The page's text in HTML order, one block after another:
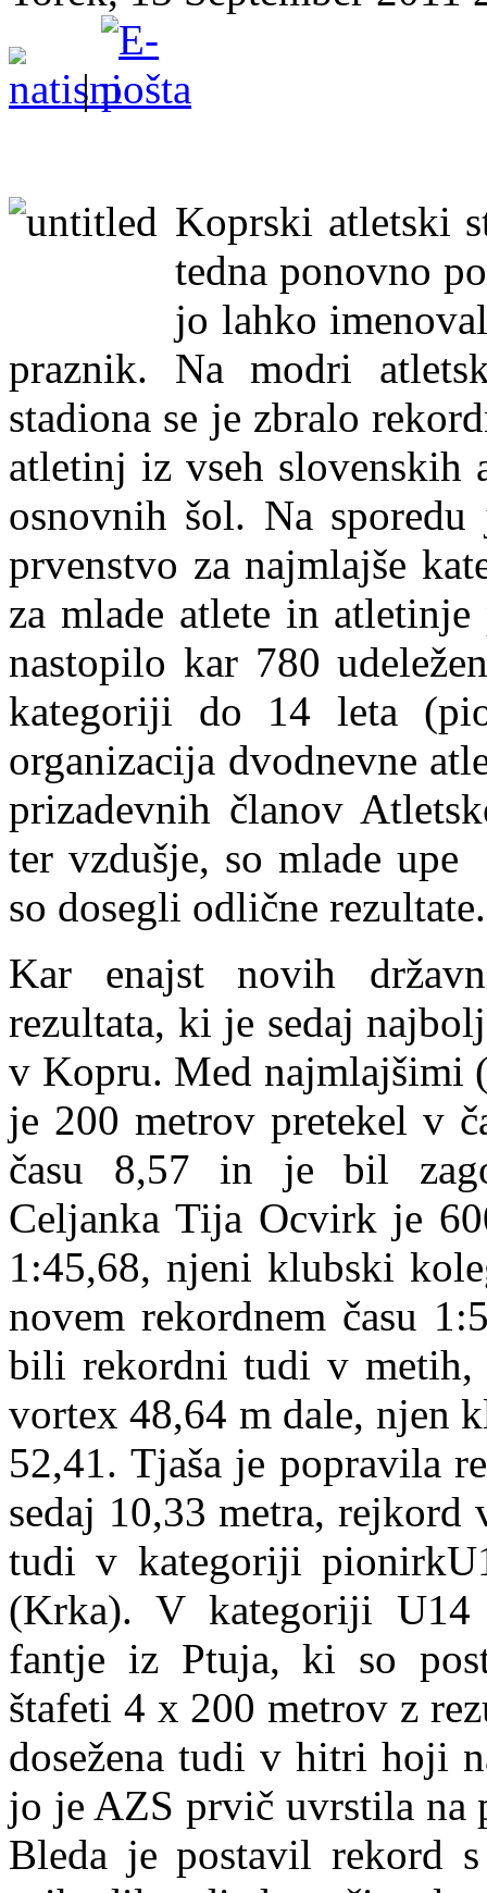
|
Koprski atletski
tedna ponovno
jo lahko
praznik. Na modri
stadiona se je zbralo
atletinj iz vseh
osnovnih šol. Na
prvenstvo za najmlajše
za mlade atlete in
nastopilo kar 780
kategoriji do 14 leta
organizacija dvodnevne
prizadevnih članov
ter vzdušje, so mlade upe
so dosegli odlične rezultate.
Kar enajst novih
rezultata, ki je sedaj
v Kopru. Med najmlajšimi
je 200 metrov pretekel v
času 8,57 in je bil
Celjanka Tija Ocvirk je
1:45,68, njeni klubski
novem rekordnem času
bili rekordni tudi v metih,
vortex 48,64 m dale, njen
52,41. Tjaša je popravila
sedaj 10,33 metra, rejkord
tudi v kategoriji
(Krka). V kategoriji
fantje iz Ptuja, ki so
štafeti 4 x 200 metrov z
dosežena tudi v hitri hoji
jo je AZS prvič uvrstila na
Bleda je postavil rekord